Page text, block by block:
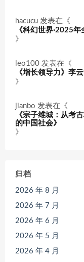
hacucu 发表在《
《科幻世界·2025年
》
leo100 发表在《
《增长领导力》李
》
jianbo 发表在《
《宗子维城：从考
的中国社会》
》
归档
2026 年 8 月
2026 年 7 月
2026 年 6 月
2026 年 5 月
2026 年 4 月